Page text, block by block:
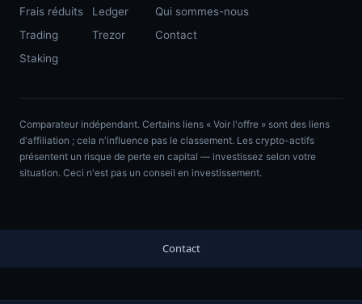
Frais réduits
Trading
Staking
Ledger
Trezor
Qui sommes-nous
Contact
Comparateur indépendant. Certains liens « Voir l'offre » sont des liens
d'affiliation ; cela n'influence pas le classement. Les crypto-actifs
présentent un risque de perte en capital — investissez selon votre
situation. Ceci n'est pas un conseil en investissement.
Contact